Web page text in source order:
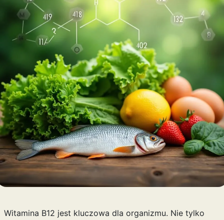
Witamina B12 jest kluczowa dla organizmu. Nie tylko